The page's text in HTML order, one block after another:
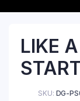
LIKE
SKU: DG-